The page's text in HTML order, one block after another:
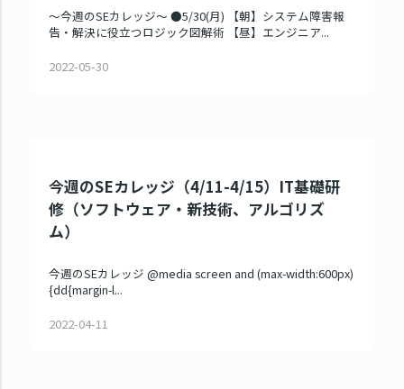
～今週のSEカレッジ～ ●5/30(月) 【朝】システム障害報
告・解決に役立つロジック図解術 【昼】エンジニア...
2022-05-30
今週のSEカレッジ（4/11-4/15）IT基礎研
修（ソフトウェア・新技術、アルゴリズ
ム）
今週のSEカレッジ @media screen and (max-width:600px)
{dd{margin-l...
2022-04-11